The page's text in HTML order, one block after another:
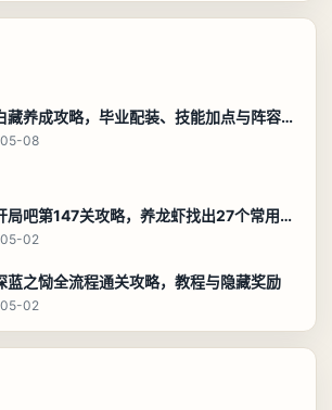
异环白藏养成攻略，毕业配装、技能加点与阵容搭配保姆级解析
08
聪明开局吧第147关攻略，养龙虾找出27个常用字通关答案
02
蓝之恸全流程通关攻略，教程与隐藏奖励
02